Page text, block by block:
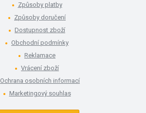
Způsoby platby
Způsoby doručení
Dostupnost zboží
Obchodní podmínky
Reklamace
Vrácení zboží
Ochrana osobních informací
Marketingový souhlas